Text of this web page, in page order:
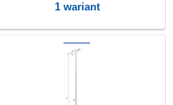
1 wariant